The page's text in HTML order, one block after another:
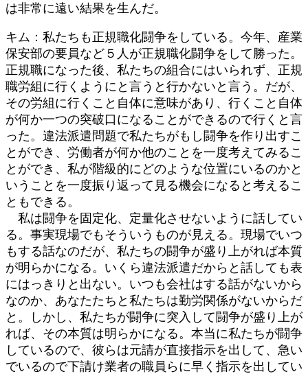
は非常に遠い結果を生んだ。
キム：私たちも正規職化闘争をしている。今年、産業
保安部の要員など５人が正規職化闘争をして勝った。
正規職になった後、私たちの組合にはいられず、正規
職労組に行くようにと言うと行かないと言う。だが、
その労組に行くこと自体に意味があり、行くこと自体
が何か一つの突破口になることができるので行くと言
った。違法派遣問題で私たちがもし闘争を作り出すこ
とができ、労働者が何か他のことを一度考えてみるこ
とができ、私が階級的にどのような位置にいるのかと
いうことを一度振り返って見る機会になると考えるこ
ともできる。
私は闘争を固定化、定量化させないように話してい
る。事実現場でもそういうものが見える。現場でいつ
もする話なのだが、私たちの闘争が盛り上がれば本質
が明らかになる。いくら違法派遣だからと話しても表
にはっきりと出ない。いつも会社はする話がないから
なのか、あなたたちと私たちは勤労関係がないからだ
と。しかし、私たちが闘争に突入して闘争が盛り上が
れば、その本質は明らかになる。本当に私たちが闘争
しているので、彼らは元請が直接指示を出して、急い
でいるので下請け業者の職員らに早く指示を出してい